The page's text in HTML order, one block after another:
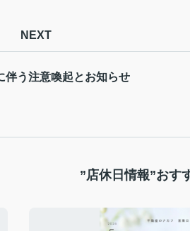
NEXT
伴う注意喚起とお知らせ
”店休日情報”おす